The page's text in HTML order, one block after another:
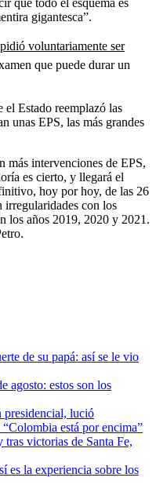
gigantesca”.
voluntariamente ser
que puede durar un
el Estado reemplazó las
unas EPS, las más grandes
más intervenciones de EPS,
es cierto, y llegará el
hoy por hoy, de las 26
irregularidades con los
los años 2019, 2020 y 2021.
de su papá: así se le vio
agosto: estos son los
presidencial, lució
“Colombia está por encima”
victorias de Santa Fe,
es la experiencia sobre los